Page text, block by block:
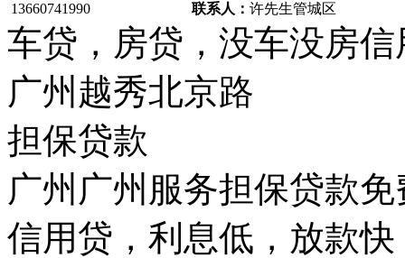
13660741990 联系人： 许先生管城区
车贷，房贷，没车没房
广州越秀北京路
担保贷款
广州广州服务担保贷款
信用贷，利息低，放款快